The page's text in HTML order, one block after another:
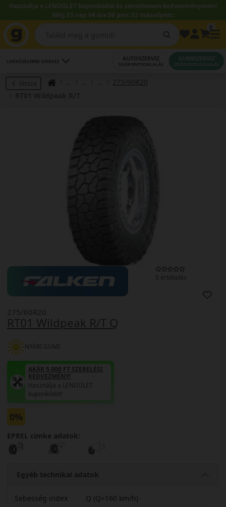
Használja a LENDÜLET kuponkódot és szereltessen kedvezményesen!
Még 53 nap 04 óra 56 perc 51 másodperc.
LEGKÖZELEBBI SZERVIZ AUTÓSZERVIZ
IDŐPONTFOGLALÁS
GUMISZERVIZ
IDŐPONTFOGLALÁS
Vissza
275/60R20
0 értékelés
RT01 Wildpeak R/T Q
275/60R20
NYÁRI GUMI
AKÁR 5.000 FT SZERELÉSI
KEDVEZMÉNY!
Használja a LENDÜLET
kuponkódot!
0%
EPREL cimke adatok:
Egyéb technikai adatok
Sebesség index
Q (Q=160 km/h)